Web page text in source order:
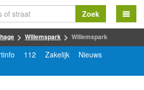
Zoek
Willemspark Willemspark
112 Zakelijk
Nieuws